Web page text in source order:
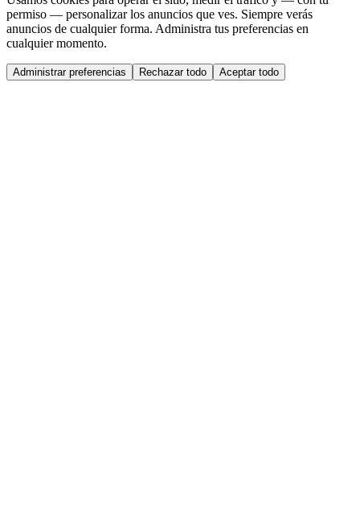
permiso — personalizar los anuncios que ves. Siempre verás
anuncios de cualquier forma. Administra tus preferencias en
cualquier momento.
Administrar preferencias Rechazar todo Aceptar todo